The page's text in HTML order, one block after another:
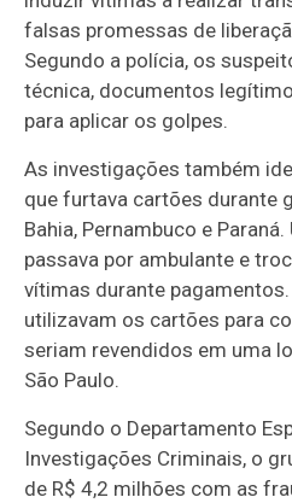
falsas promessas de
Segundo a polícia, os
técnica, documentos
para aplicar os golpes.
As investigações também
que furtava cartões durante
Bahia, Pernambuco e
passava por ambulante e
vítimas durante
utilizavam os cartões para
seriam revendidos em uma
São Paulo.
Segundo o Departamento
Investigações Criminais, o
de R$ 4,2 milhões com as